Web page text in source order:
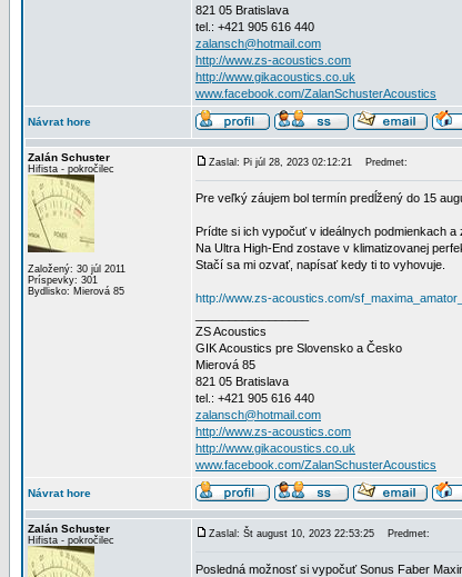
821 05 Bratislava
tel.: +421 905 616 440
zalansch@hotmail.com
http://www.zs-acoustics.com
http://www.gikacoustics.co.uk
www.facebook.com/ZalanSchusterAcoustics
Návrat hore
Zalán Schuster
Hifista - pokročilec
Založený: 30 júl 2011
Príspevky: 301
Bydlisko: Mierová 85
Zaslal: Pi júl 28, 2023 02:12:21 Predmet:
Pre veľký záujem bol termín predĺžený do 15
Prídte si ich vypočuť v ideálnych podmienkach
Na Ultra High-End zostave v klimatizovanej
Stačí sa mi ozvať, napísať kedy ti to vyhovuje.
http://www.zs-acoustics.com/
ZS Acoustics
GIK Acoustics pre Slovensko a Česko
Mierová 85
821 05 Bratislava
tel.: +421 905 616 440
zalansch@hotmail.com
http://www.zs-acoustics.com
http://www.gikacoustics.co.uk
www.facebook.com/ZalanSchusterAcoustics
Návrat hore
Zalán Schuster
Hifista - pokročilec
Zaslal: Št august 10, 2023 22:53:25 Predmet:
Posledná možnosť si vypočuť Sonus Faber